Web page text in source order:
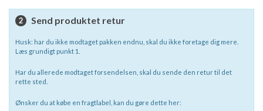
2 Send produktet retur
Husk: har du ikke modtaget pakken endnu, skal du ikke foretage dig mere.
Læs grundigt punkt 1.
Har du allerede modtaget forsendelsen, skal du sende den retur til det
rette sted.
Ønsker du at købe en fragtlabel, kan du gøre dette her: